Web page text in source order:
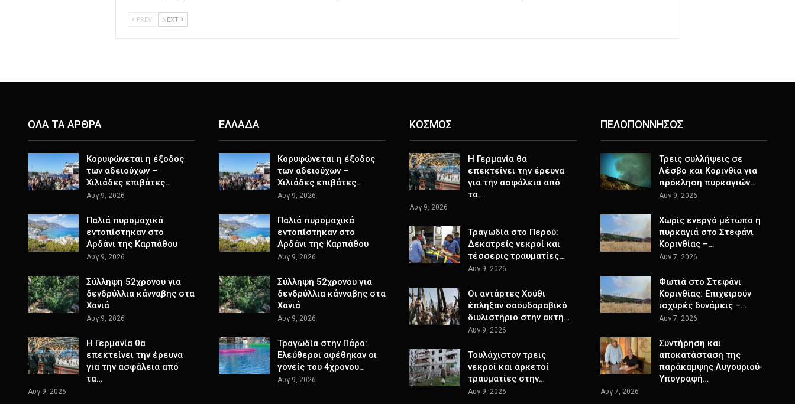
PREV NEXT
ΟΛΑ ΤΑ ΑΡΘΡΑ
Κορυφώνεται η έξοδος
των αδειούχων –
Χιλιάδες επιβάτες…
Αυγ 9, 2026
Παλιά πυρομαχικά
εντοπίστηκαν στο
Αρδάνι της Καρπάθου
Αυγ 9, 2026
Σύλληψη 52χρονου για
δενδρύλλια κάνναβης στα
Χανιά
Αυγ 9, 2026
Η Γερμανία θα
επεκτείνει την έρευνα
για την ασφάλεια από
τα…
Αυγ 9, 2026
ΕΛΛΑΔΑ
Κορυφώνεται η έξοδος
των αδειούχων –
Χιλιάδες επιβάτες…
Αυγ 9, 2026
Παλιά πυρομαχικά
εντοπίστηκαν στο
Αρδάνι της Καρπάθου
Αυγ 9, 2026
Σύλληψη 52χρονου για
δενδρύλλια κάνναβης στα
Χανιά
Αυγ 9, 2026
Τραγωδία στην Πάρο:
Ελεύθεροι αφέθηκαν οι
γονείς του 4χρονου…
Αυγ 9, 2026
ΚΟΣΜΟΣ
Η Γερμανία θα
επεκτείνει την έρευνα
για την ασφάλεια από
τα…
Αυγ 9, 2026
Τραγωδία στο Περού:
Δεκατρείς νεκροί και
τέσσερις τραυματίες…
Αυγ 9, 2026
Οι αντάρτες Χούθι
έπληξαν σαουδαραβικό
διυλιστήριο στην ακτή…
Αυγ 9, 2026
Τουλάχιστον τρεις
νεκροί και αρκετοί
τραυματίες στην…
Αυγ 9, 2026
ΠΕΛΟΠΟΝΝΗΣΟΣ
Τρεις συλλήψεις σε
Λέσβο και Κορινθία για
πρόκληση πυρκαγιών…
Αυγ 9, 2026
Χωρίς ενεργό μέτωπο η
πυρκαγιά στο Στεφάνι
Κορινθίας –…
Αυγ 7, 2026
Φωτιά στο Στεφάνι
Κορινθίας: Επιχειρούν
ισχυρές δυνάμεις –…
Αυγ 7, 2026
Συντήρηση και
αποκατάσταση της
παράκαμψης Λυγουριού-
Υπογραφή…
Αυγ 7, 2026